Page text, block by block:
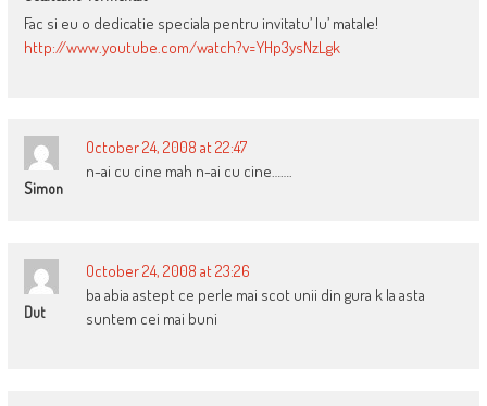
Fac si eu o dedicatie speciala pentru invitatu’ lu’ matale!
http://www.youtube.com/watch?v=YHp3ysNzLgk
Simon
October 24, 2008 at 22:47
n-ai cu cine mah n-ai cu cine…….
Dut
October 24, 2008 at 23:26
ba abia astept ce perle mai scot unii din gura k la asta
suntem cei mai buni